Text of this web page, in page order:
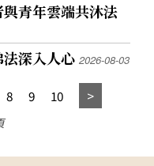
青年雲端共沐法
深入人心2026-08-03
8 9 10